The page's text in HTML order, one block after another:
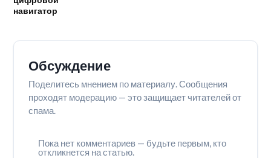
навигатор
Обсуждение
Поделитесь мнением по материалу. Сообщения
проходят модерацию — это защищает читателей от
спама.
Пока нет комментариев — будьте первым, кто
откликнется на статью.